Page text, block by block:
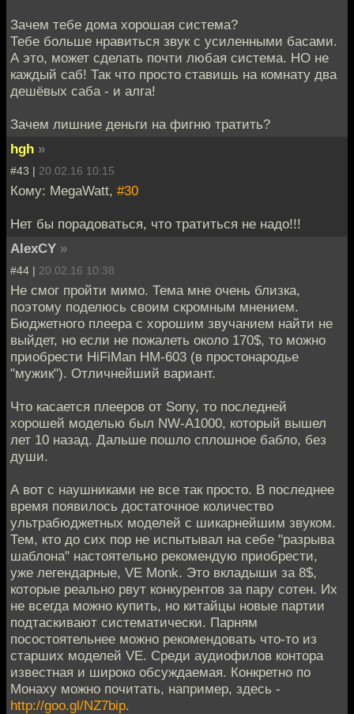
Зачем тебе дома хорошая система?
Тебе больше нравиться звук с усиленными басами.
А это, может сделать почти любая система. НО не
каждый саб! Так что просто ставишь на комнату два
дешёвых саба - и алга!
Зачем лишние деньги на фигню тратить?
hgh »
#43 | 20.02.16 10:15
Кому: MegaWatt, #30
Нет бы порадоваться, что тратиться не надо!!!
AlexCY »
#44 | 20.02.16 10:38
Не смог пройти мимо. Тема мне очень близка,
поэтому поделюсь своим скромным мнением.
Бюджетного плеера с хорошим звучанием найти не
выйдет, но если не пожалеть около 170$, то можно
приобрести HiFiMan HM-603 (в простонародье
"мужик"). Отличнейший вариант.
Что касается плееров от Sony, то последней
хорошей моделью был NW-A1000, который вышел
лет 10 назад. Дальше пошло сплошное бабло, без
души.
А вот с наушниками не все так просто. В последнее
время появилось достаточное количество
ультрабюджетных моделей с шикарнейшим звуком.
Тем, кто до сих пор не испытывал на себе "разрыва
шаблона" настоятельно рекомендую приобрести,
уже легендарные, VE Monk. Это вкладыши за 8$,
которые реально рвут конкурентов за пару сотен. Их
не всегда можно купить, но китайцы новые партии
подтаскивают систематически. Парням
посостоятельнее можно рекомендовать что-то из
старших моделей VE. Среди аудиофилов контора
известная и широко обсуждаемая. Конкретно по
Монаху можно почитать, например, здесь -
http://goo.gl/NZ7bip.